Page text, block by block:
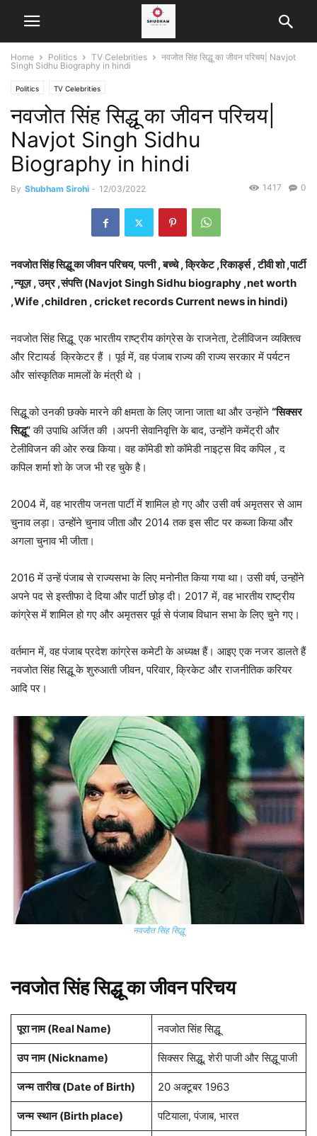
Home Politics TV Celebrities
नवजोत सिंह सिद्धू का जीवन परिचय| Navjot
Singh Sidhu Biography in hindi
Politics TV Celebrities
नवजोत सिंह सिद्धू का जीवन परिचय|
Navjot Singh Sidhu
Biography in hindi
By Shubham Sirohi - 12/03/2022 0
1417
नवजोत सिंह सिद्धू का जीवन परिचय, पत्नी , बच्चे , क्रिकेट ,रिकार्ड्स , टीवी शो ,पार्टी
,न्यूज़ , उम्र ,संपत्ति (Navjot Singh Sidhu biography ,net worth
,Wife ,children , cricket records Current news in hindi)
नवजोत सिंह सिद्धू एक भारतीय राष्ट्रीय कांग्रेस के राजनेता, टेलीविजन व्यक्तित्व
और रिटायर्ड क्रिकेटर हैं । पूर्व में, वह पंजाब राज्य की राज्य सरकार में पर्यटन
और सांस्कृतिक मामलों के मंत्री थे ।
सिद्धू को उनकी छक्के मारने की क्षमता के लिए जाना जाता था और उन्होंने “सिक्सर
सिद्धू”की उपाधि अर्जित की ।अपनी सेवानिवृत्ति के बाद, उन्होंने कमेंट्री और
टेलीविजन की ओर रुख किया। वह कॉमेडी शो कॉमेडी नाइट्स विद कपिल , द
कपिल शर्मा शो के जज भी रह चुके है।
2004 में, वह भारतीय जनता पार्टी में शामिल हो गए और उसी वर्ष अमृतसर से आम
चुनाव लड़ा। उन्होंने चुनाव जीता और 2014 तक इस सीट पर कब्जा किया और
अगला चुनाव भी जीता।
2016 में उन्हें पंजाब से राज्यसभा के लिए मनोनीत किया गया था। उसी वर्ष, उन्होंने
अपने पद से इस्तीफा दे दिया और पार्टी छोड़ दी। 2017 में, वह भारतीय राष्ट्रीय
कांग्रेस में शामिल हो गए और अमृतसर पूर्व से पंजाब विधान सभा के लिए चुने गए।
वर्तमान में, वह पंजाब प्रदेश कांग्रेस कमेटी के अध्यक्ष हैं। आइए एक नजर डालते हैं
नवजोत सिंह सिद्धू के शुरुआती जीवन, परिवार, क्रिकेट और राजनीतिक करियर
आदि पर।
नवजोत सिंह सिद्धू
नवजोत सिंह सिद्धू का जीवन परिचय
पूरा नाम (Real Name) नवजोत सिंह सिद्धू
उप नाम(Nickname) सिक्सर सिद्धू, शेरी पाजी और सिद्धू पाजी
जन्म तारीख (Date of Birth) 20 अक्टूबर 1963
जन्म स्थान(Birth place) पटियाला, पंजाब, भारत